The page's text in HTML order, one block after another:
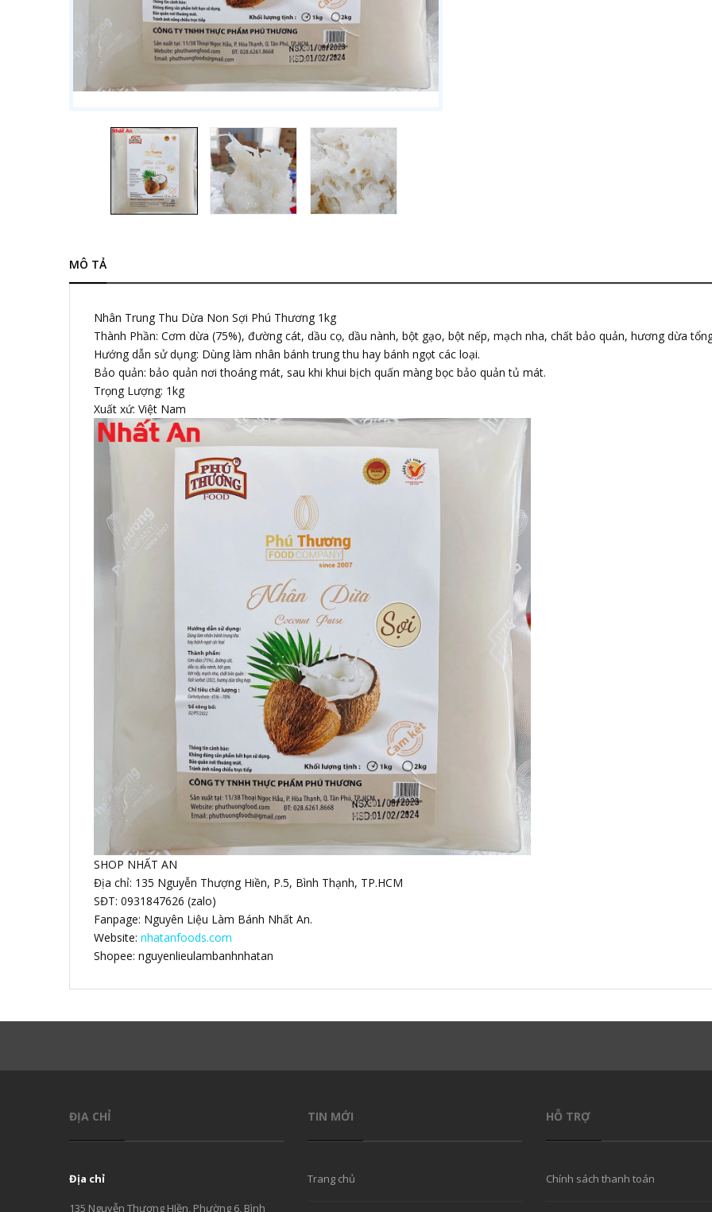
MÔ TẢ
Nhân Trung Thu Dừa Non Sợi Phú Thương 1kg
Thành Phần: Cơm dừa (75%), đường cát, dầu cọ, dầu nành, bột gạo, bột nếp, mạch nha, chất bảo quản, hương dừa
Hướng dẫn sử dụng: Dùng làm nhân bánh trung thu hay bánh ngọt các loại.
Bảo quản: bảo quản nơi thoáng mát, sau khi khui bịch quấn màng bọc bảo quản tủ mát.
Trọng Lượng: 1kg
Xuất xứ: Việt Nam
SHOP NHẤT AN
Địa chỉ: 135 Nguyễn Thượng Hiền, P.5, Bình Thạnh, TP.HCM
SĐT: 0931847626 (zalo)
Fanpage: Nguyên Liệu Làm Bánh Nhất An.
Website: nhatanfoods.com
Shopee: nguyenlieulambanhnhatan
ĐỊA CHỈ
Địa chỉ
135 Nguyễn Thượng HIền, Phường 6, Bình
TIN MỚI
Trang chủ
HỖ TRỢ
Chính sách thanh toán